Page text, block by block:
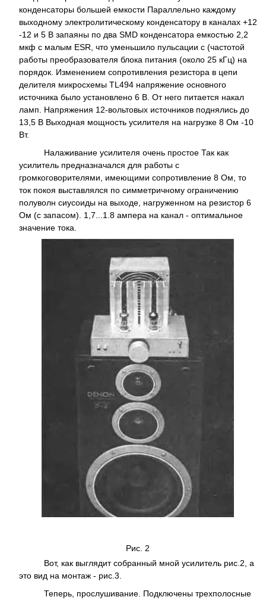
конденсаторы большей емкости Параллельно каждому
выходному электролитическому конденсатору в каналах +12
-12 и 5 В запаяны по два SMD конденсатора емкостью 2,2
мкф с малым ESR, что уменьшило пульсации с (частотой
работы преобразователя блока питания (около 25 кГц) на
порядок. Изменением сопротивления резистора в цепи
делителя микросхемы TL494 напряжение основного
источника было установлено 6 В. От него питается накал
ламп. Напряжения 12-вольтовых источников поднялись до
13,5 В Выходная мощность усилителя на нагрузке 8 Ом -10
Вт.
Налаживание усилителя очень простое Так как
усилитель предназначался для работы с
громкоговорителями, имеющими сопротивление 8 Ом, то
ток покоя выставлялся по симметричному ограничению
полуволн сиусоиды на выходе, нагруженном на резистор 6
Ом (с запасом). 1,7...1.8 ампера на канал - оптимальное
значение тока.
Рис. 2
Вот, как выглядит собранный мной усилитель рис.2, а
это вид на монтаж - рис.3.
Теперь, прослушивание. Подключены трехполосные